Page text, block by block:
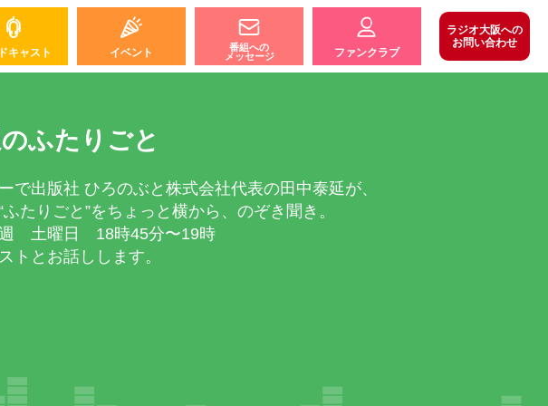
キャスト イベント
番組への
メッセージ
ファンクラブ
ラジオ大阪への
お問い合わせ
ふたりごと
で出版社 ひろのぶと株式会社代表の田中泰延が、
たりごと”をちょっと横から、のぞき聞き。
週 土曜日 18時45分〜19時
トとお話しします。